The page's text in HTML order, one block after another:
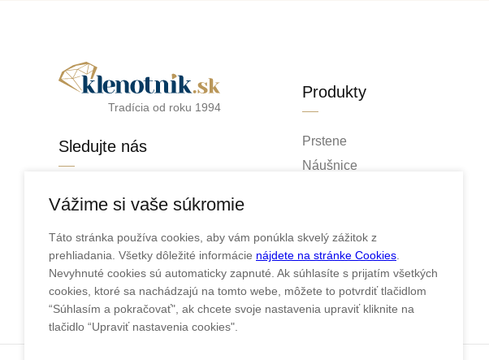
Tradícia od roku 1994
Sledujte nás
facebook
Produkty
Prstene
Náušnice
Náramky
Náhrdelníky
Obrúčky
Vážime si vaše súkromie
Táto stránka používa cookies, aby vám ponúkla skvelý zážitok z
prehliadania. Všetky dôležité informácie nájdete na stránke Cookies
Nevyhnuté cookies sú automaticky zapnuté. Ak súhlasíte s prijatím všetkých
cookies, ktoré sa nachádzajú na tomto webe, môžete to potvrdiť tlačidlom
“Súhlasím a pokračovať", ak chcete svoje nastavenia upraviť kliknite na
tlačidlo “Upraviť nastavenia cookies".